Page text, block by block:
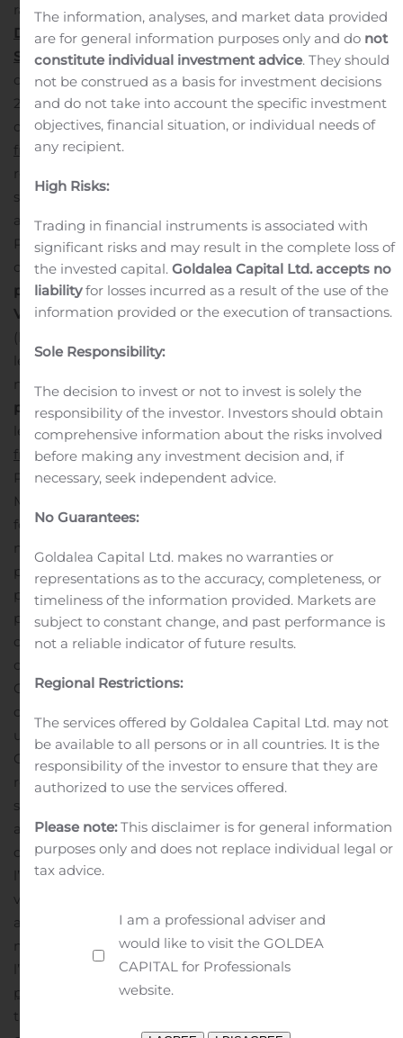
raison de l’épidémie de COVID-19.
DIFFUSION EN
DIRECT SUR LE SITE INTERNET DE LA
SOCIETEL’Assemblée Générale sera retransmise en
direct sur le site internet de la Société le 10 novembre
2020 à compter de 9h (heure de Paris), dans la rubrique
dédiée à l’Assemblée Générale (www.urw.com/fr-
fr/investisseurs/assemblées-générales
retransmission sera ensuite maintenue en libre accès
sur le site de la Société.
actionnaires sont invités à voter ou donner pouvoir au
Président de l’Assemblée ou à toute personne, à
distance, préalablement à l’Assemblée Générale :soit
par internet sur la plateforme de vote sécurisée
VOTACCESS1, disponible via Planetshares
(https://planetshares.bnpparibas.com) ou par le site de
leur teneur de compte. Elle sera ouverte jusqu’au 9
novembre 2020 à 15h (heure de Paris) ;
soit par voie
postaleen utilisant leformulaire de votedisponible sur
le site internet de la Société (www.urw.com/fr-
fr/investisseurs/assemblées-générales) à envoyer à BNP
Paribas Securities Services – CTO Assemblées – Grands
Moulins de Pantin – 93761 Pantin Cedex – France. Les
formulaires doivent être réceptionnés au plus tard le 7
novembre 2020 (accompagnés de l’attestation de
participation pour les actionnaires au
porteur).L’Assemblée Générale se tenant hors la
présence des actionnaires, il ne sera pas possible de
demander une carte d’admission. En conséquence, les
cartes d’admission déjà délivrées ne sont plus valables.
Conformément aux dispositions du Décret n° 2020-418
du 10 avril 2020, les actionnaires ayant déjà demandé
une carte d’admission pour assister à l’Assemblée
Générale peuvent changer de mode de participation en
retournant un formulaire de vote à l’adresse email
suivante : paris.bp2s.gis.assemblees@bnpparibas.com,
au plus tard le 7 novembre 2020. Pour les actionnaires
donnant pouvoir à un tiers (autre qu’au Président de
l’Assemblée) : afin que les mandats puissent être
valablement pris en compte, le mandataire doit
adresser ses instructions de vote pour l’exercice de ses
mandats en utilisant un formulaire de vote à envoyer à
l’adresse email suivante :
paris.bp2s.france.cts.mandats@bnpparibas.com
tard le 7 novembre 2020.
The information, analyses, and market data provided
are for general information purposes only and do not
constitute individual investment advice. They should
not be construed as a basis for investment decisions
and do not take into account the specific investment
objectives, financial situation, or individual needs of
any recipient.
High Risks:
Trading in financial instruments is associated with
significant risks and may result in the complete loss of
the invested capital.Goldalea Capital Ltd. accepts no
liabilityfor losses incurred as a result of the use of the
information provided or the execution of transactions.
Sole Responsibility:
The decision to invest or not to invest is solely the
responsibility of the investor. Investors should obtain
comprehensive information about the risks involved
before making any investment decision and, if
necessary, seek independent advice.
No Guarantees:
Goldalea Capital Ltd. makes no warranties or
representations as to the accuracy, completeness, or
timeliness of the information provided. Markets are
subject to constant change, and past performance is
not a reliable indicator of future results.
Regional Restrictions:
The services offered by Goldalea Capital Ltd. may not
be available to all persons or in all countries. It is the
responsibility of the investor to ensure that they are
authorized to use the services offered.
Please note:This disclaimer is for general information
purposes only and does not replace individual legal or
tax advice.
I am a professional adviser and
would like to visit the GOLDEA
CAPITAL for Professionals
website.